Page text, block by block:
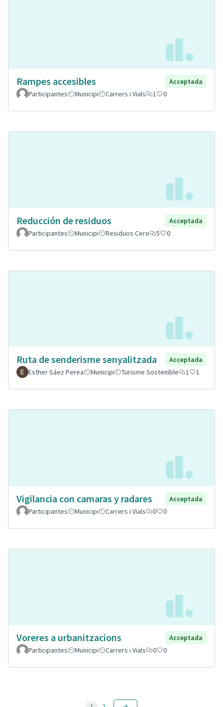
Rampes accesibles
Acceptada
Participantes
Municipi Carrers i Vials 1 0
Reducción de residuos
Acceptada
Participantes
Municipi Residuos Cero 5 0
Ruta de senderisme senyalitzada
Acceptada
Esther Sáez Perea
Municipi Turisme Sostenible 1 1
Vigilancia con camaras y radares
Acceptada
Participantes
Municipi Carrers i Vials 0 0
Voreres a urbanitzacions
Acceptada
Participantes
Municipi Carrers i Vials 0 0